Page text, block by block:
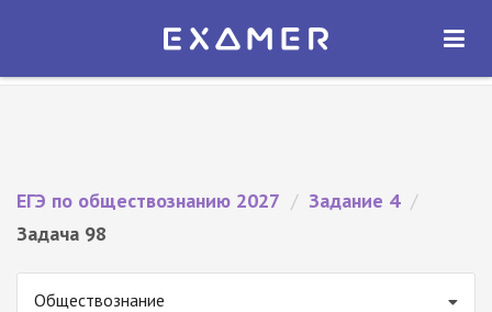
Экзамер — ЕГЭ 2027
ОТКРЫТЬ
ЕГЭ по обществознанию 2027 / Задание 4 /
Задача 98
Обществознание